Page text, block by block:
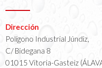
Dirección
Polígono Industrial Júndiz,
C/ Bidegana 8
01015 Vitoria-Gasteiz